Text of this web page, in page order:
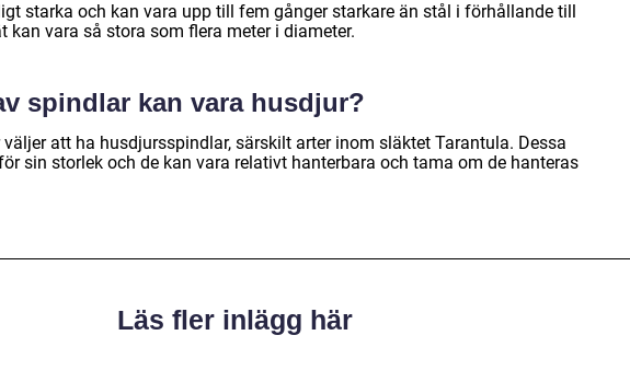
starka och kan vara upp till fem gånger starkare än stål i förhållande till
kan vara så stora som flera meter i diameter.
spindlar kan vara husdjur?
att ha husdjursspindlar, särskilt arter inom släktet Tarantula. Dessa
sin storlek och de kan vara relativt hanterbara och tama om de hanteras
Läs fler inlägg här